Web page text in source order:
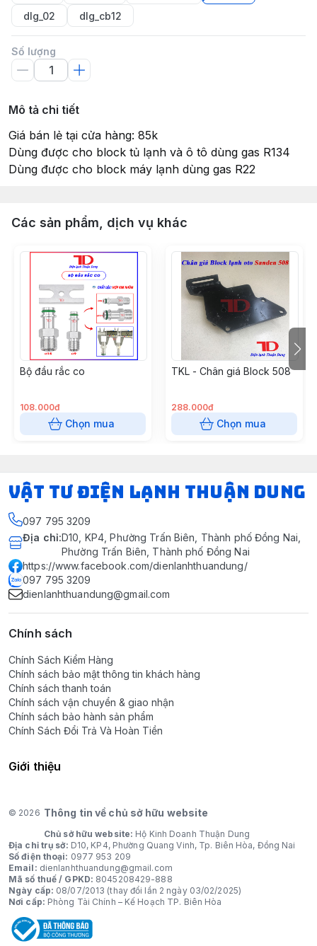
dlg_02
dlg_cb12
Số lượng
Mô tả chi tiết
Giá bán lẻ tại cửa hàng: 85k
Dùng được cho block tủ lạnh và ô tô dùng gas R134
Dùng được cho block máy lạnh dùng gas R22
Các sản phẩm, dịch vụ khác
Bộ đầu rắc co
108.000đ
Chọn mua
TKL - Chân giá Block 508
288.000đ
Chọn mua
VẬT TƯ ĐIỆN LẠNH THUẬN DUNG
097 795 3209
Địa chỉ:D10, KP4, Phường Trấn Biên, Thành phố Đồng Nai,
Phường Trấn Biên, Thành phố Đồng Nai
https://www.facebook.com/dienlanhthuandung/
097 795 3209
dienlanhthuandung@gmail.com
Chính sách
Chính Sách Kiểm Hàng
Chính sách bảo mật thông tin khách hàng
Chính sách thanh toán
Chính sách vận chuyển & giao nhận
Chính sách bảo hành sản phẩm
Chính Sách Đổi Trả Và Hoàn Tiền
Giới thiệu
© 2026 Thông tin về chủ sở hữu website
Chủ sở hữu website: Hộ Kinh Doanh Thuận Dung
Địa chỉ trụ sở: D10, KP4, Phường Quang Vinh, Tp. Biên Hòa, Đồng Nai
Số điện thoại: 0977 953 209
Email: dienlanhthuandung@gmail.com
Mã số thuế / GPKD: 8045208429-888
Ngày cấp: 08/07/2013 (thay đổi lần 2 ngày 03/02/2025)
Nơi cấp: Phòng Tài Chính – Kế Hoạch TP. Biên Hòa